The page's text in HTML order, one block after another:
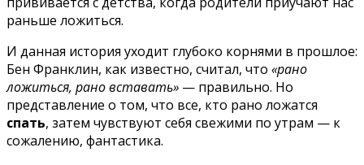
раньше ложиться.
И данная история уходит глубоко корнями в прошлое:
Бен Франклин, как известно, считал, что «рано
ложиться, рано вставать» — правильно. Но
представление о том, что все, кто рано ложатся
спать, затем чувствуют себя свежими по утрам — к
сожалению, фантастика.